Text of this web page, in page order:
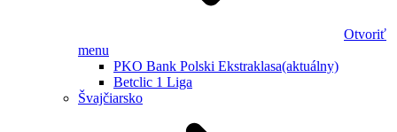
Otvoriť
menu
PKO Bank Polski Ekstraklasa(aktuálny)
Betclic 1 Liga
Švajčiarsko